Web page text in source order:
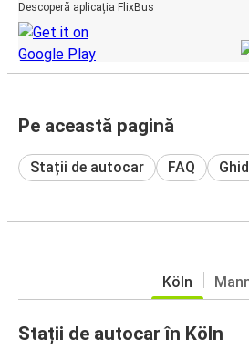
Descoperă aplicația FlixBus
Pe această pagină
Stații de autocar FAQ
Köln
Stații de autocar în Köln